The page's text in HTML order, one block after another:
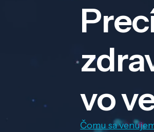
vo
Čomu sa